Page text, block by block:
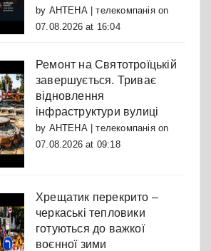
by АНТЕНА | телекомпаніяon
07.08.2026 at 16:04
Ремонт на Святотроїцькій
завершується. Триває
відновлення
інфраструктури вулиці
by АНТЕНА | телекомпаніяon
07.08.2026 at 09:18
Хрещатик перекрито –
черкаські тепловики
готуються до важкої
воєнної зими